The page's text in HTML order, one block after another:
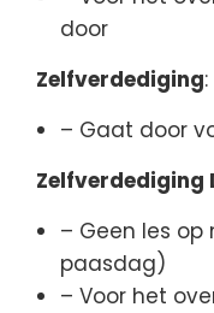
door
Zelfverdediging:
– Gaat door
Zelfverdediging
– Geen les
paasdag)
– Voor het